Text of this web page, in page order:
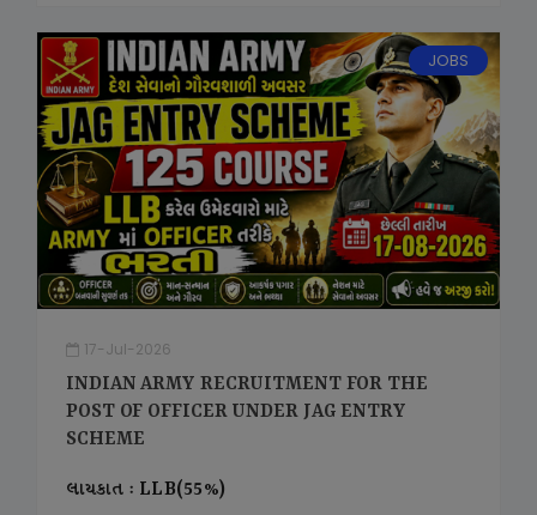
JOBS
17-Jul-2026
INDIAN ARMY RECRUITMENT FOR THE
POST OF OFFICER UNDER JAG ENTRY
SCHEME
લાયકાત : LLB(55%)